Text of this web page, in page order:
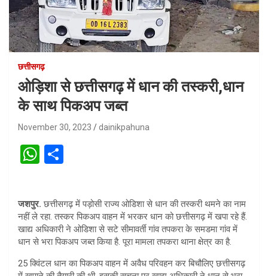
छत्तीसगढ़
ओड़िशा से छत्तीसगढ़ में धान की तस्करी,धान
के साथ पिकअप जब्त
November 30, 2023 dainikpahuna
W
s
A
p
p
ar
e
जशपुर. छत्तीसगढ़ में पड़ोसी राज्य ओडिशा से धान की तस्करी थमने का नाम
नहीं ले रहा. तस्कर पिकअप वाहन में भरकर धान को छत्तीसगढ़ में खपा रहे हैं.
खाद्य अधिकारी ने ओडिशा से सटे सीमावर्ती गांव तपकरा के समडमा गांव में
धान से भरा पिकअप जब्त किया है. पूरा मामला तपकरा थाना क्षेत्र का है.
25 क्विंटल धान का पिकअप वाहन में अवैध परिवहन कर बिचौलिए छत्तीसगढ़